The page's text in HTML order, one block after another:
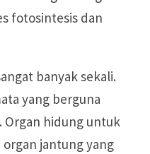
fotosintesis dan
banyak sekali.
yang berguna
Organ hidung untuk
jantung yang